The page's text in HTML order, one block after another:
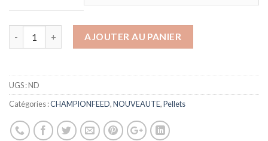
AJOUTER AU PANIER
UGS :ND
Catégories :CHAMPIONFEED,NOUVEAUTE,Pellets